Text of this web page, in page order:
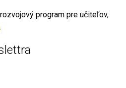
program pre učiteľov,
.